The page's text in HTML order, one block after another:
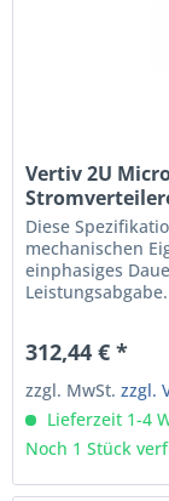
Vertiv 2U
Schwarz (MP2-
Diese
mechanischen
einphasiges
einschließlich
312,44 € *
zzgl. MwSt.zzgl.
Lieferzeit 1-4
Noch 1 Stück